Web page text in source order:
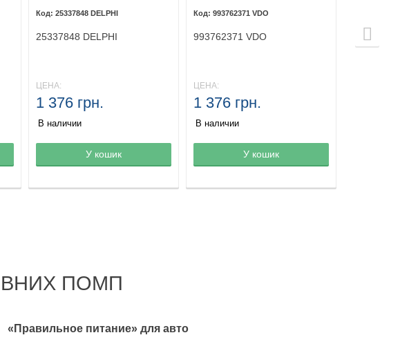
Товар в корзине
25337848 DELPHI
25337848 DELPHI
ЦЕНА:
1 376 грн.
В наличии
У кошик Товар в корзине
993762371 VDO
993762371 VDO
ЦЕНА:
1 376 грн.
В наличии
У кошик
ПОМП
​«Правильное питание» для авто